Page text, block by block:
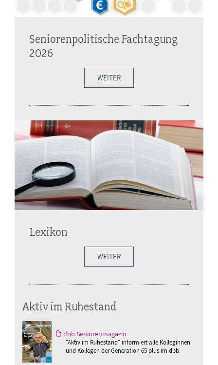
Seniorenpolitische Fachtagung
2026
WEITER
Lexikon
WEITER
Aktiv im Ruhestand
dbb Seniorenmagazin
"Aktiv im Ruhestand" informiert alle Kolleginnen
und Kollegen der Generation 65 plus im dbb.